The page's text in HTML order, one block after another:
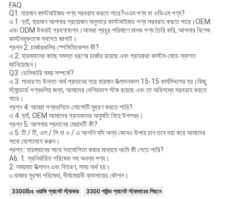
FAQ
Q1: হারমান কাস্টমাইজড পণ্য সরবরাহ করতে পারে?ওএম পণ্য বা ওডিএম পণ্য?
এ 1: হ্যাঁ, হারমান আপনার প্রয়োজন অনুসারে কাস্টমাইজড পণ্য সরবরাহ করতে পারে।OEM
এবং ODM উভয়ই গ্রহণযোগ্য।আমরা প্রচুর পরিমাণে মানক পণ্য তৈরি করি, আপনার বিশেষ
কাস্টমযুক্তকে স্বাগত জানাই।
প্রশ্ন 2: চার্জারগুলির স্পেসিফিকেশন কী?
এ 2: হারম্যানের কাছে সমস্ত ধরণের চার্জার রয়েছে এবং গ্রাহকরা কাস্টম-মেডে স্বাগত
জানিয়েছেন।
Q3: ডেলিভারি সময় সম্পর্কে?
এ 3: সাধারণত উন্নত অর্থ প্রদানের পরে হারমান উত্পাদনকাল 15-15 কার্যদিবসের হয়।কিছু
স্ট্যান্ডার্ড পণ্যগুলির জন্য, আমাদের বেশিরভাগ স্টক রয়েছে এবং তা অবিলম্বে সরবরাহ করতে
পারে।
প্রশ্ন 4: আমরা পণ্যগুলিতে লোগোটি মুদ্রণ করতে পারি?
এ 4: হ্যাঁ, OEM আমাদের গ্রাহকদের অনুমতি নিয়ে উপলব্ধ।
প্রশ্ন 5: আপনার প্রদানের মেয়াদটি কী?
এ 5: টি / টি, এল / সি বা ও / এ আপনি যদি অন্য কোনও উপায় চান তবে দয়া করে আমাদের
সাথে যোগাযোগ করুন।
প্রশ্ন:: হারম্যানের সাথে সহযোগিতা করার মাধ্যমে আমি কী পেতে পারি?
A6: 1. স্বনির্ধারিত পরিষেবা সহ অনন্য পণ্য।
2. সময়মত উত্পাদন এবং বিতরণ, সময় অর্থ হয়।
৩.বাজার সুরক্ষা পরিষেবা, দীর্ঘমেয়াদী ব্যবসায়ের কৌশল।
3300lbs ওয়াকি প্যালেট স্ট্যাকার
3300 পাউন্ড প্যালেট স্ট্যাকারের পিছনে